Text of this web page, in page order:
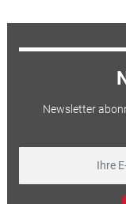
Newsletter